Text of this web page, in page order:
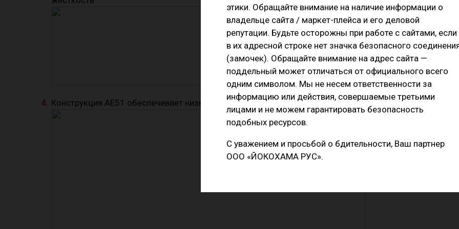
Конструкция AE51 обеспечивает низкий вес и износостойкость:
этики. Обращайте внимание на наличие информации о
владельце сайта / маркет-плейса и его деловой
репутации. Будьте осторожны при работе с сайтами, если
в их адресной строке нет значка безопасного
(замочек). Обращайте внимание на адрес сайта —
поддельный может отличаться от официального всего
одним символом. Мы не несем ответственности за
информацию или действия, совершаемые третьими
лицами и не можем гарантировать безопасность
подобных ресурсов.
С уважением и просьбой о бдительности, Ваш партнер
ООО «ЙОКОХАМА РУС».